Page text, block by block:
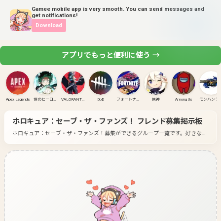
Gamee mobile app is very smooth. You can send messages and
get notifications!
Download
アプリでもっと便利に使う →
Apex Legends 僕のヒーローアカデミア ULTRA RUMBLE VALORANT(PC) DbD フォートナイト 原神 Among Us
ホロキュア：セーブ・ザ・ファンズ！ フレンド募集掲示板
ホロキュア：セーブ・ザ・ファンズ！募集ができるグループ一覧です。 好きなゲ